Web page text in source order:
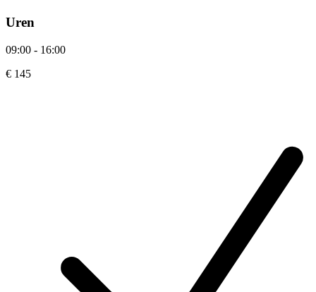
Uren
09:00 - 16:00
€ 145